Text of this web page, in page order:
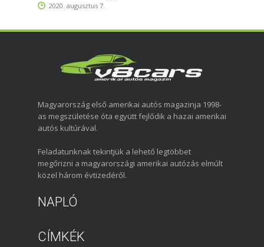
2020. augusztus 7.
Magyarország első amerikai autós magazinja 1998-
as megszületése óta együtt fejlődik a hazai amerikai
autós kultúrával.
Feladatunknak tekintjük a lehető legtöbbet
megőrizni a magyarországi amerikai autózás elmúlt
közel három évtizedéről.
NAPLÓ
CÍMKÉK